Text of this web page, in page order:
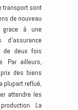
transport sont
de nouveau
à une
de deux fois
Par ailleurs,
des biens
plupart reflué,
attendre les
La